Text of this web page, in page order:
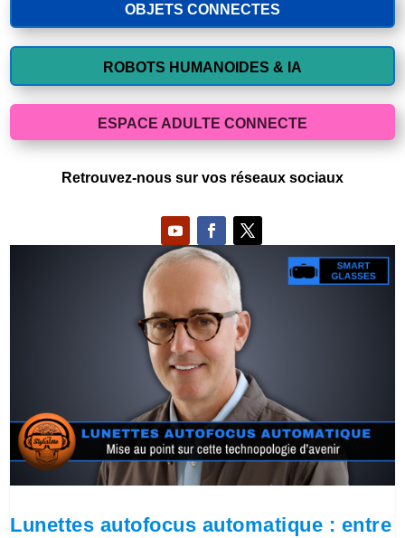
OBJETS CONNECTES
ROBOTS HUMANOIDES & IA
ESPACE ADULTE CONNECTE
Retrouvez-nous sur vos réseaux sociaux
Lunettes autofocus automatique : entre